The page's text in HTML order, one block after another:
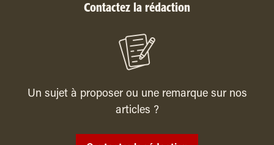
Contactez la rédaction
Un sujet à proposer ou une remarque sur nos
articles ?